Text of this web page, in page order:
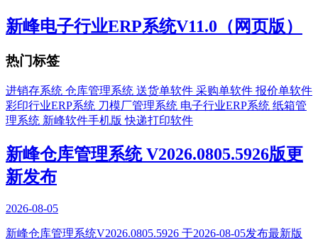
新峰电子行业ERP系统V11.0（网页版）
热门标签
进销存系统 仓库管理系统 送货单软件 采购单软件 报价单软件
彩印行业ERP系统 刀模厂管理系统 电子行业ERP系统 纸箱管
理系统 新峰软件手机版快递打印软件
新峰仓库管理系统 V2026.0805.5926版更
新发布
2026-08-05
新峰仓库管理系统V2026.0805.5926 于2026-08-05发布最新版